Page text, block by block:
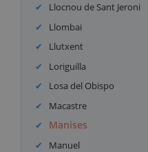
Llocnou de Sant Jeroni
Llombai
Llutxent
Loriguilla
Losa del Obispo
Macastre
Manises
Manuel